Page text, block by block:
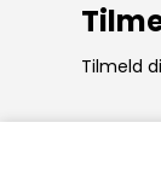
Tilmeld